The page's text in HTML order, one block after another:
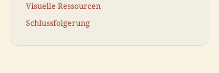
Visuelle Ressourcen
Schlussfolgerung